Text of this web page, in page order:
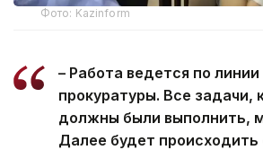
Фото: Kazinform
– Работа ведется по
прокуратуры. Все задачи,
должны были выполнить,
Далее будет происходить